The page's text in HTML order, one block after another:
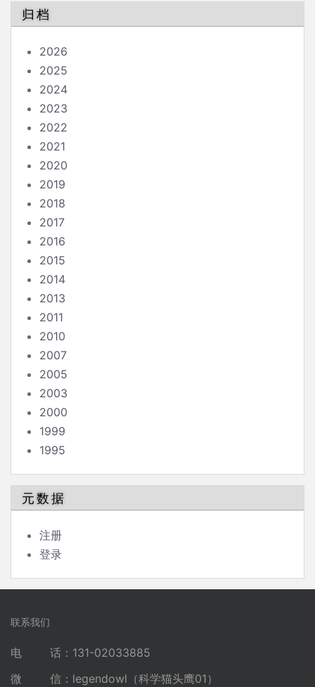
归档
2026
2025
2024
2023
2022
2021
2020
2019
2018
2017
2016
2015
2014
2013
2011
2010
2007
2005
2003
2000
1999
1995
元数据
注册
登录
联系我们
电 话：131-02033885
微 信：legendowl（科学猫头鹰01）